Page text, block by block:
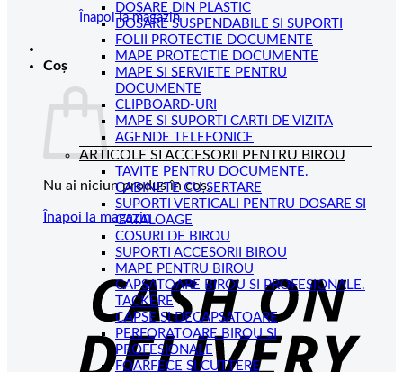
Înapoi la magazin
Coș
Nu ai niciun produs în coș.
Înapoi la magazin
DOSARE DIN PLASTIC
DOSARE SUSPENDABILE SI SUPORTI
FOLII PROTECTIE DOCUMENTE
MAPE PROTECTIE DOCUMENTE
MAPE SI SERVIETE PENTRU
DOCUMENTE
CLIPBOARD-URI
MAPE SI SUPORTI CARTI DE VIZITA
AGENDE TELEFONICE
ARTICOLE SI ACCESORII PENTRU BIROU
TAVITE PENTRU DOCUMENTE.
CABINETE CU SERTARE
SUPORTI VERTICALI PENTRU DOSARE SI
CATALOAGE
COSURI DE BIROU
SUPORTI ACCESORII BIROU
MAPE PENTRU BIROU
CAPSATOARE BIROU SI PROFESIONALE.
TACKERE
CAPSE SI DECAPSATOARE
PERFORATOARE BIROU SI
PROFESIONALE
FOARFECE SI CUTTERE